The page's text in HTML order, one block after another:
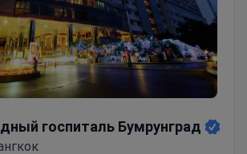
госпиталь Бумрунград